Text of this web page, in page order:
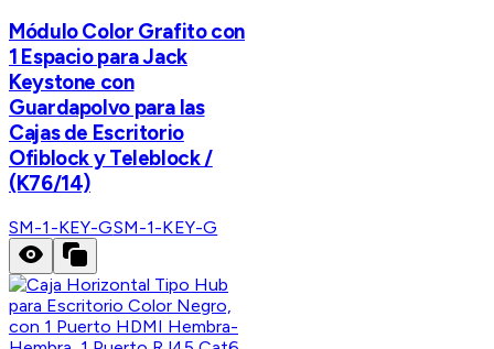
Módulo Color Grafito con
1 Espacio para Jack
Keystone con
Guardapolvo para las
Cajas de Escritorio
Ofiblock y Teleblock /
(K76/14)
SM-1-KEY-GSM-1-KEY-G